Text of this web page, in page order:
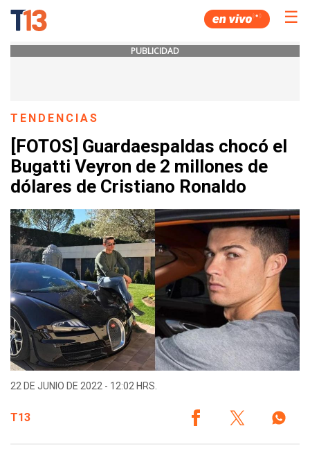
☰
PUBLICIDAD
TENDENCIAS
[FOTOS] Guardaespaldas chocó el
Bugatti Veyron de 2 millones de
dólares de Cristiano Ronaldo
22 DE JUNIO DE 2022 - 12:02 HRS.
T13